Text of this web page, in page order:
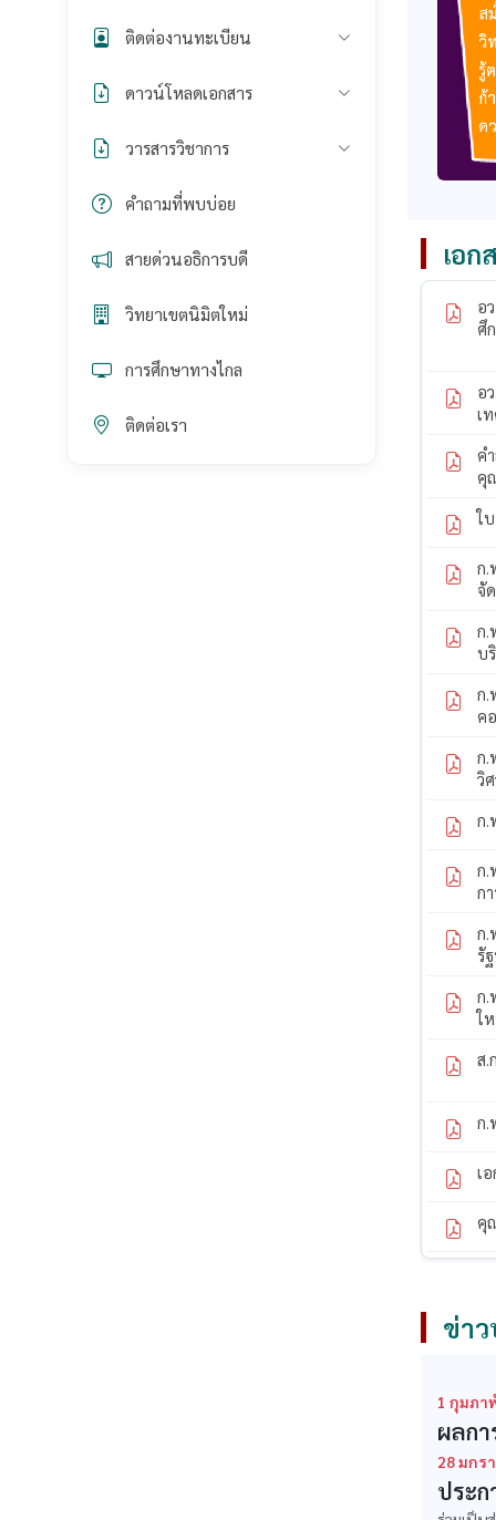
ติดต่องานทะเบียน
ดาวน์โหลดเอกสาร
วารสารวิชาการ
คำถามที่พบบ่อย
สายด่วนอธิการบดี
วิทยาเขตนิมิตใหม่
การศึกษาทางไกล
ติดต่อเรา
เอก
อ
ศึ
อ
เ
ค
คุ
ใ
ก.
จั
ก.
บ
ก.
ค
ก.
วิ
ก.
ก.
ก
ก.
รั
ก.
ใ
ส.
ก.
เ
คุ
ข่า
1 กุมภา
ผลก
28 มกร
ประ